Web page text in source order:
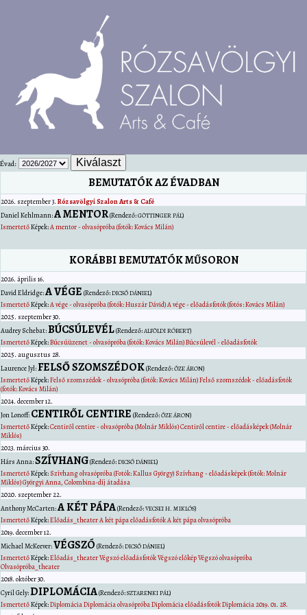
Évad:
BEMUTATÓK AZ ÉVADBAN
2026. szeptember 3. Rózsavölgyi Szalon Arts & Café
DanielKehlmann:A MENTOR(Rendező:GÖTTINGER PÁL)
IsmertetőKépek:A mentor - olvasópróba (fotók: Kovács Milán)
KORÁBBI BEMUTATÓK MŰSORON
2026. április 16.
DavidEldridge:A VÉGE (Rendező:DICSŐ DÁNIEL)
IsmertetőKépek:A vége - olvasópróba (fotók: Huszár Dávid)A vége - előadásfotók (fotós: Kovács Milán)
2025. szeptember 30.
Audrey Schebat:BÚCSÚLEVÉL(Rendező:ALFÖLDI RÓBERT)
IsmertetőKépek:Búcsúüzenet - olvasópróba (fotók: Kovács Milán)Búcsúlevél - előadásfotók
2025. augusztus 28.
LaurenceJyl:FELSŐ SZOMSZÉDOK(Rendező:ŐZE ÁRON)
IsmertetőKépek:Felső szomszédok - olvasópróba (fotók: Kovács Milán)Felső szomszédok - előadásfotók
(fotók: Kovács Milán)
2024. december 12.
JonLonoff: CENTIRŐL CENTIRE (Rendező:ŐZE ÁRON)
IsmertetőKépek:Centiről centire - olvasópróba (Molnár Miklós)Centiről centire - előadásképek (Molnár
Miklós)
2023. március 30.
Hárs Anna:SZÍVHANG(Rendező:DICSŐ DÁNIEL)
IsmertetőKépek: Szívhang olvasópróba (Fotók: Kallus György) Szívhang - előadásképek (fotók: Molnár
Miklós)Györgyi Anna, Colombina-díj átadása
2020. szeptember 22.
AnthonyMcCarten:A KÉT PÁPA(Rendező:VECSEI H. MIKLÓS)
IsmertetőKépek:Előadás_theaterA két pápa előadásfotókA két pápa olvasópróba
2019. december 12.
MichaelMcKeever:VÉGSZÓ (Rendező:DICSŐ DÁNIEL)
IsmertetőKépek:Előadás_theaterVégszó előadásfotókVégszó előképVégszó olvasópróba
Olvasópróba_theater
2018. október 30.
CyrilGely:DIPLOMÁCIA(Rendező:SZTARENKI PÁL)
IsmertetőKépek:DiplomáciaDiplomácia olvasópróbaDiplomácia előadásfotókDiplomácia 2019. 01. 28.